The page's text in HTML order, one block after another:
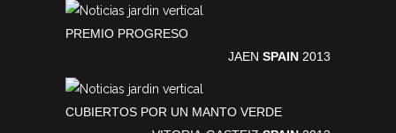
PREMIO PROGRESO
JAEN SPAIN 2013
CUBIERTOS POR UN MANTO VERDE